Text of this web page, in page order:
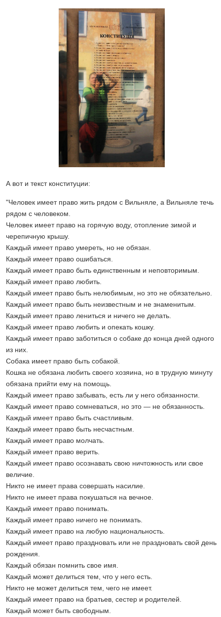
А вот и текст конституции:
"Человек имеет право жить рядом с Вильняле, а Вильняле течь
рядом с человеком.
Человек имеет право на горячую воду, отопление зимой и
черепичную крышу.
Каждый имеет право умереть, но не обязан.
Каждый имеет право ошибаться.
Каждый имеет право быть единственным и неповторимым.
Каждый имеет право любить.
Каждый имеет право быть нелюбимым, но это не обязательно.
Каждый имеет право быть неизвестным и не знаменитым.
Каждый имеет право лениться и ничего не делать.
Каждый имеет право любить и опекать кошку.
Каждый имеет право заботиться о собаке до конца дней одного
из них.
Собака имеет право быть собакой.
Кошка не обязана любить своего хозяина, но в трудную минуту
обязана прийти ему на помощь.
Каждый имеет право забывать, есть ли у него обязанности.
Каждый имеет право сомневаться, но это — не обязанность.
Каждый имеет право быть счастливым.
Каждый имеет право быть несчастным.
Каждый имеет право молчать.
Каждый имеет право верить.
Каждый имеет право осознавать свою ничтожность или свое
величие.
Никто не имеет права совершать насилие.
Никто не имеет права покушаться на вечное.
Каждый имеет право понимать.
Каждый имеет право ничего не понимать.
Каждый имеет право на любую национальность.
Каждый имеет право праздновать или не праздновать свой день
рождения.
Каждый обязан помнить свое имя.
Каждый может делиться тем, что у него есть.
Никто не может делиться тем, чего не имеет.
Каждый имеет право на братьев, сестер и родителей.
Каждый может быть свободным.